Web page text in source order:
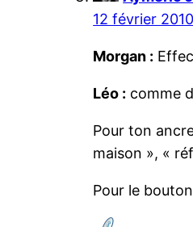
12 février
Morgan :
Léo : comme
Pour ton
maison », «
Pour le